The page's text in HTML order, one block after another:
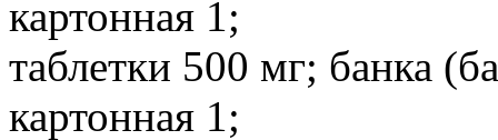
картонная 1;
таблетки 500 мг; банка
картонная 1;